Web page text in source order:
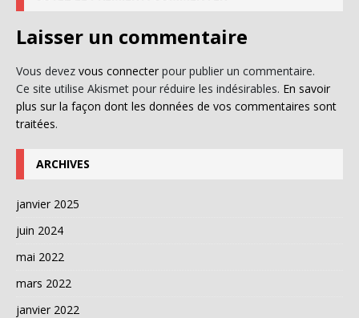
Laisser un commentaire
Vous devez vous connecter pour publier un commentaire.
Ce site utilise Akismet pour réduire les indésirables. En savoir
plus sur la façon dont les données de vos commentaires sont
traitées.
ARCHIVES
janvier 2025
juin 2024
mai 2022
mars 2022
janvier 2022